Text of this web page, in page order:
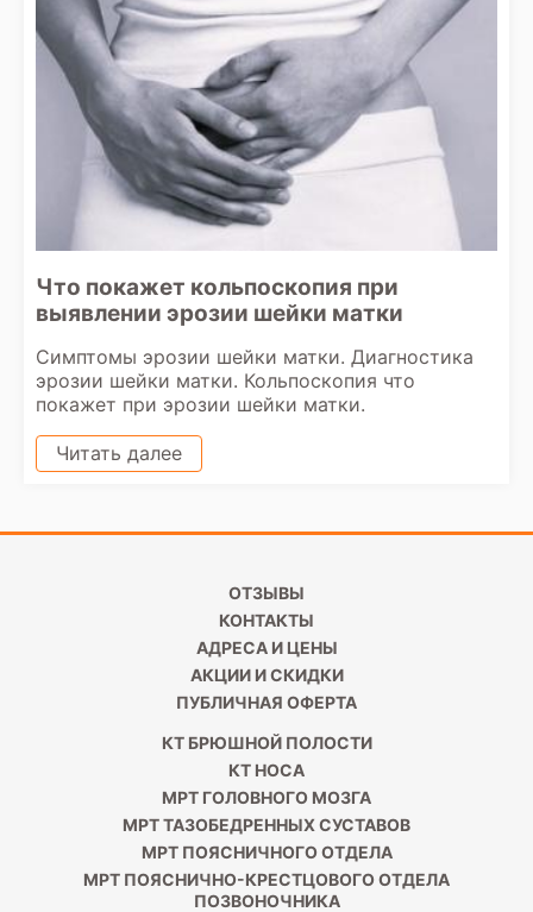
Что покажет кольпоскопия при
выявлении эрозии шейки матки
Симптомы эрозии шейки матки. Диагностика
эрозии шейки матки. Кольпоскопия что
покажет при эрозии шейки матки.
Читать далее
ОТЗЫВЫ
КОНТАКТЫ
АДРЕСА И ЦЕНЫ
АКЦИИ И СКИДКИ
ПУБЛИЧНАЯ ОФЕРТА
КТ БРЮШНОЙ ПОЛОСТИ
КТ НОСА
МРТ ГОЛОВНОГО МОЗГА
МРТ ТАЗОБЕДРЕННЫХ СУСТАВОВ
МРТ ПОЯСНИЧНОГО ОТДЕЛА
МРТ ПОЯСНИЧНО-КРЕСТЦОВОГО ОТДЕЛА
ПОЗВОНОЧНИКА